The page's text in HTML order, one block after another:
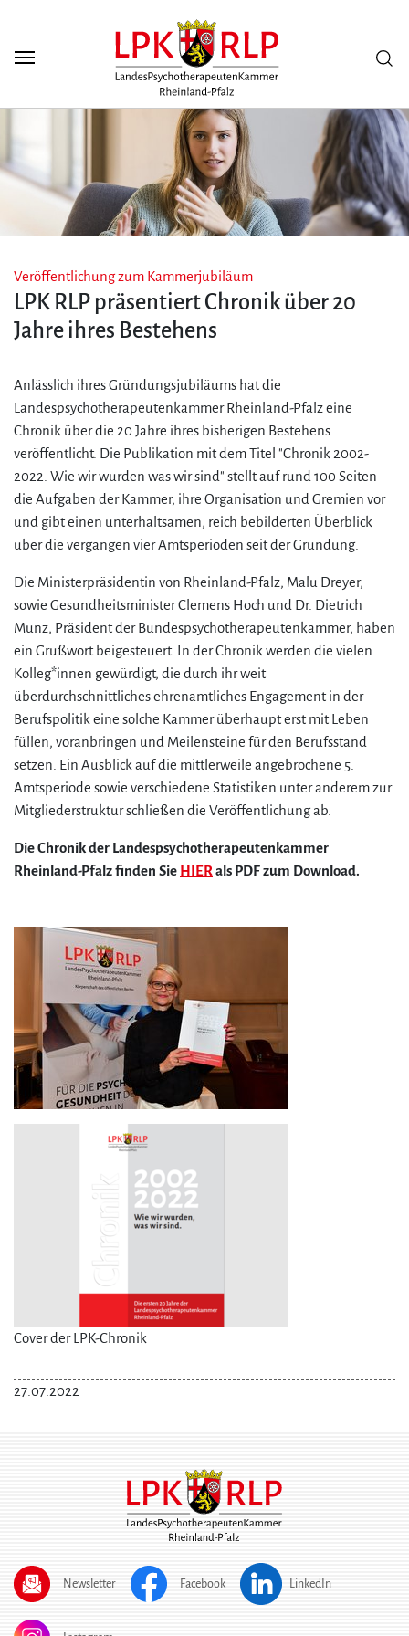
Veröffentlichung zum Kammerjubiläum
LPK RLP präsentiert Chronik über 20
Jahre ihres Bestehens
Anlässlich ihres Gründungsjubiläums hat die
Landespsychotherapeutenkammer Rheinland-Pfalz eine
Chronik über die 20 Jahre ihres bisherigen Bestehens
veröffentlicht. Die Publikation mit dem Titel "Chronik 2002-
2022. Wie wir wurden was wir sind" stellt auf rund 100 Seiten
die Aufgaben der Kammer, ihre Organisation und Gremien vor
und gibt einen unterhaltsamen, reich bebilderten Überblick
über die vergangen vier Amtsperioden seit der Gründung.
Die Ministerpräsidentin von Rheinland-Pfalz, Malu Dreyer,
sowie Gesundheitsminister Clemens Hoch und Dr. Dietrich
Munz, Präsident der Bundespsychotherapeutenkammer, haben
ein Grußwort beigesteuert. In der Chronik werden die vielen
Kolleg*innen gewürdigt, die durch ihr weit
überdurchschnittliches ehrenamtliches Engagement in der
Berufspolitik eine solche Kammer überhaupt erst mit Leben
füllen, voranbringen und Meilensteine für den Berufsstand
setzen. Ein Ausblick auf die mittlerweile angebrochene 5.
Amtsperiode sowie verschiedene Statistiken unter anderem zur
Mitgliederstruktur schließen die Veröffentlichung ab.
Die Chronik der Landespsychotherapeutenkammer
Rheinland-Pfalz finden Sie HIERals PDF zum Download.
Cover der LPK-Chronik
27.07.2022
Newsletter Facebook LinkedIn